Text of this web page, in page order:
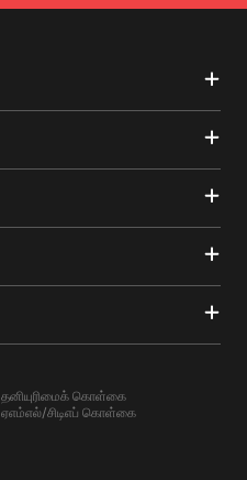
தனியுரிமைக் கொள்கை
ஏஎம்எல்/சிடிஎப் கொள்கை